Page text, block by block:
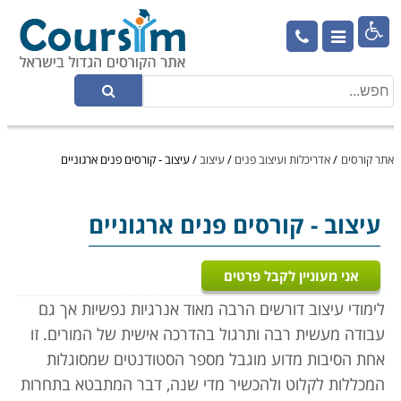

אתר קורסים /אדריכלות ועיצוב פנים /עיצוב/עיצוב - קורסים פנים ארגוניים
עיצוב - קורסים פנים ארגוניים
אני מעוניין לקבל פרטים
לימודי עיצוב דורשים הרבה מאוד אנרגיות נפשיות אך גם
עבודה מעשית רבה ותרגול בהדרכה אישית של המורים. זו
אחת הסיבות מדוע מוגבל מספר הסטודנטים שמסוגלות
המכללות לקלוט ולהכשיר מדי שנה, דבר המתבטא בתחרות